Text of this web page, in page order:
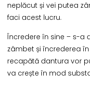
neplăcut și vei putea
faci acest lucru.
Încredere în sine – s-a
zâmbet și încrederea
recapătă dantura vor
va crește în mod